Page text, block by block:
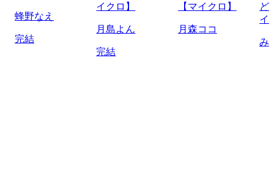
蜂野なえ
完結
イクロ】
月島よん
完結
【マイクロ】
月森ココ
ど
イ
み